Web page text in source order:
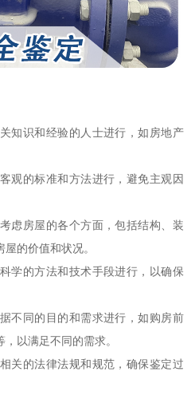
知识和经验的人士进行，如房地产
观的标准和方法进行，避免主观因
虑房屋的各个方面，包括结构、装
的价值和状况。
学的方法和技术手段进行，以确保
不同的目的和需求进行，如购房前
以满足不同的需求。
关的法律法规和规范，确保鉴定过